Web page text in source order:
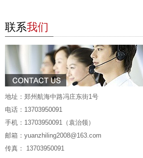
联系我们
地址：郑州航海中路冯庄东街1号
电话：13703950091
手机：13703950091（袁治领）
邮箱：yuanzhiling2008@163.com
传真： 13703950091